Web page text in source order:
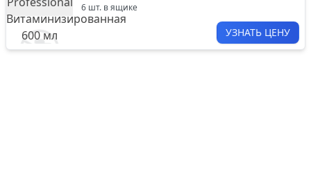
6 шт. в ящике
УЗНАТЬ ЦЕНУ